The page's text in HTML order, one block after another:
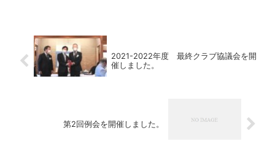
2021-2022年度 最終クラブ協議会を開
催しました。
第2回例会を開催しました。